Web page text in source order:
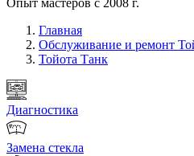
Опыт мастеров с 2008 г.
Главная
Обслуживание и ремонт
Тойота Танк
Диагностика
Замена стекла